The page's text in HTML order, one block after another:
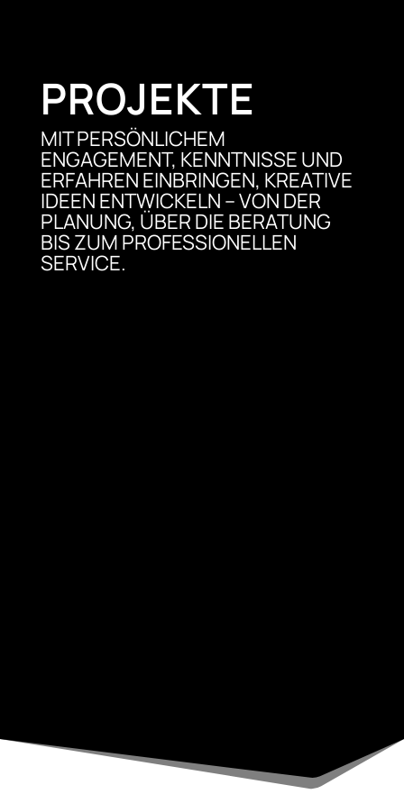
PROJEKTE
MIT PERSÖNLICHEM
ENGAGEMENT, KENNTNISSE UND
ERFAHREN EINBRINGEN, KREATIVE
IDEEN ENTWICKELN – VON DER
PLANUNG, ÜBER DIE BERATUNG
BIS ZUM PROFESSIONELLEN
SERVICE.